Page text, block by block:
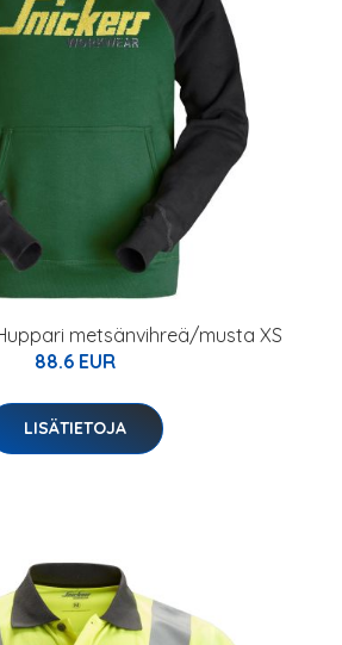
metsänvihreä/musta XS
88.6 EUR
LISÄTIETOJA